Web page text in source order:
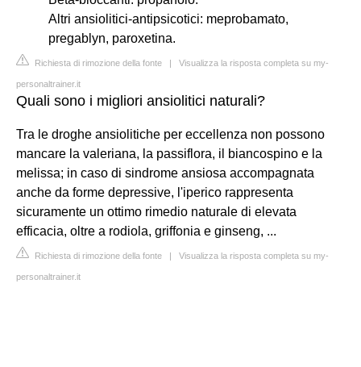
Altri ansiolitici-antipsicotici: meprobamato,
pregablyn, paroxetina.
Richiesta di rimozione della fonte | Visualizza la risposta completa su my-
personaltrainer.it
Quali sono i migliori ansiolitici naturali?
Tra le droghe ansiolitiche per eccellenza non possono
mancare la valeriana, la passiflora, il biancospino e la
melissa; in caso di sindrome ansiosa accompagnata
anche da forme depressive, l'iperico rappresenta
sicuramente un ottimo rimedio naturale di elevata
efficacia, oltre a rodiola, griffonia e ginseng, ...
Richiesta di rimozione della fonte | Visualizza la risposta completa su my-
personaltrainer.it